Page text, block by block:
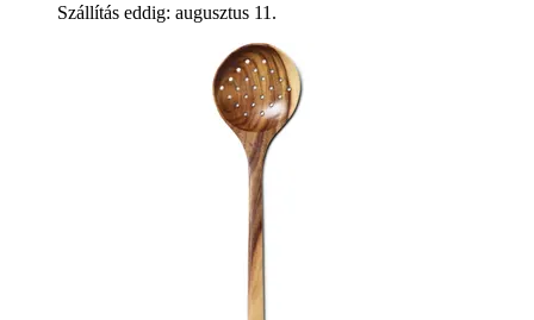
Szállítás eddig: augusztus 11.